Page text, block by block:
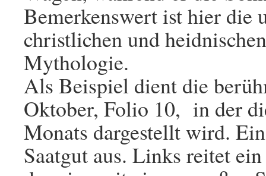
Bemerkenswert ist hier die
christlichen und
Mythologie.
Als Beispiel dient die
Oktober, Folio 10, in der
Monats dargestellt wird.
Saatgut aus. Links reitet